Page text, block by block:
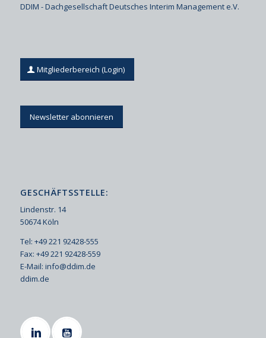
DDIM - Dachgesellschaft Deutsches Interim Management e.V.
Mitgliederbereich (Login)
Newsletter abonnieren
GESCHÄFTSSTELLE:
Lindenstr. 14
50674 Köln
Tel: +49 221 92428-555
Fax: +49 221 92428-559
E-Mail: info@ddim.de
ddim.de